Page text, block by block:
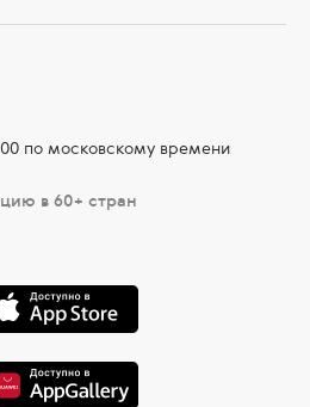
по московскому времени
в 60+ стран